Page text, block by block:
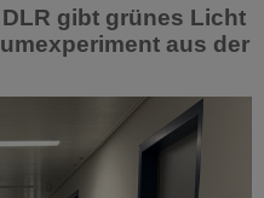
gibt grünes Licht
aus der